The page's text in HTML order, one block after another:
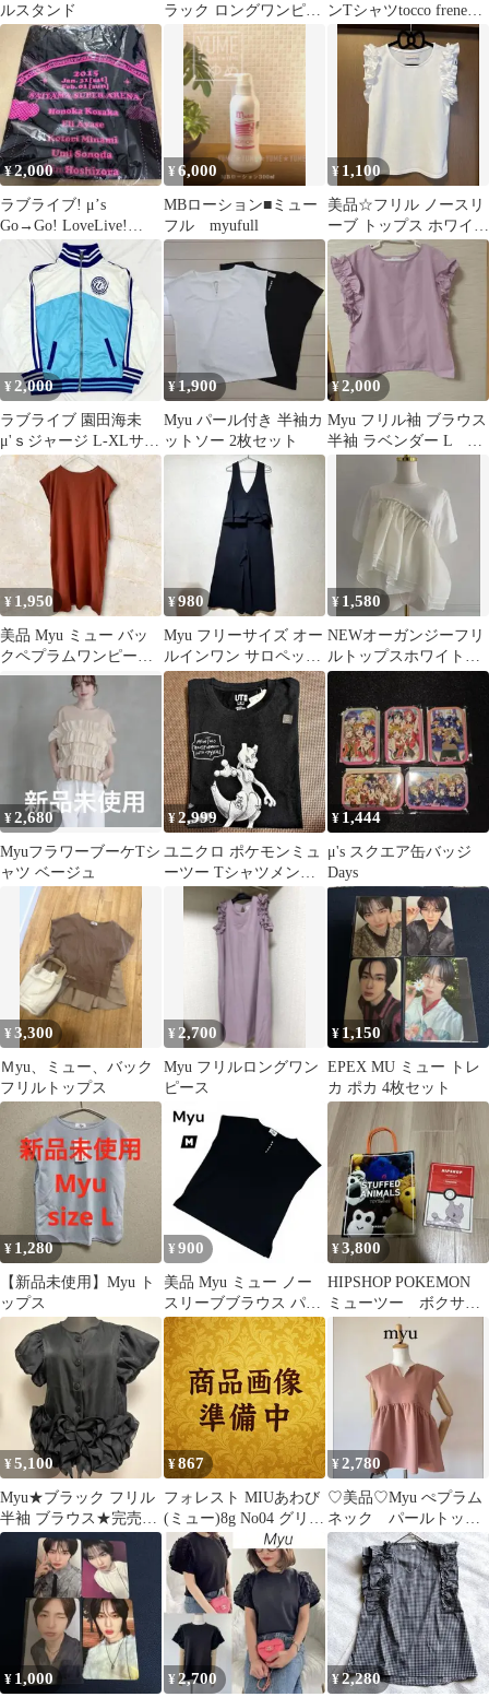
ルスタンド
ラック ロングワンピー
ス フリーサイズ
ンTシャツtocco frene
meraki myu
¥2,000
ラブライブ! μ’s
Go→Go! LoveLive!
2015 Tシャツ S
¥6,000
MBローション■ミュー
フル myufull
¥ 1,100
美品☆フリル ノースリ
ーブ トップス ホワイ
ト Mサイズ Myu
MERAKI
¥2,000
ラブライブ 園田海未
μ'ｓジャージ L-XLサイ
ズ
¥1,900
Myu パール付き 半袖カ
ットソー 2枚セット
¥2,000
Myu フリル袖 ブラウス
半袖 ラベンダー L 直
ぐ出せます
¥ 1,950
美品 Myu ミュー バッ
クペプラムワンピース
ロング リネンブレンド
¥980
Myu フリーサイズ オー
ルインワン サロペット
ワイドパンツ ブラック
フリル
¥ 1,580
NEWオーガンジーフリ
ルトップスホワイト
myu bebeod好き
¥2,680
MyuフラワーブーケTシ
ャツ ベージュ
¥2,999
ユニクロ ポケモンミュ
ーツー Tシャツメンズ
M ダニエル・アシャー
¥ 1,444
μ's スクエア缶バッジ
Days
¥3,300
Ｍyu、ミュー、バック
フリルトップス
¥ 2,700
Myu フリルロングワン
ピース
¥ 1,150
EPEX MU ミュー トレ
カ ポカ 4枚セット
¥ 1,280
【新品未使用】Myu ト
ップス
¥ 900
美品 Myu ミュー ノー
スリーブブラウス パー
ル装飾 ブラック 綺麗コ
ーデ 夏
¥3,800
HIPSHOP POKEMON
ミューツー ボクサー
パンツ Lサイズ専用バ
¥5,100
Myu★ブラック フリル
半袖 ブラウス★完売
品 新品 試着のみ
¥867
フォレスト MIUあわび
(ミュー)8g No04 グリー
ンオレンジベリー
¥2,780
♡美品♡Myu ぺプラム
ネック パールトップ
ス ミュー ピンク
大人可愛い
¥ 1,000 ¥2,700 ¥2,280